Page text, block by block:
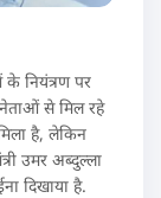
के नियंत्रण पर
से मिल रहे
है, लेकिन
उमर अब्दुल्ला
दिखाया है.